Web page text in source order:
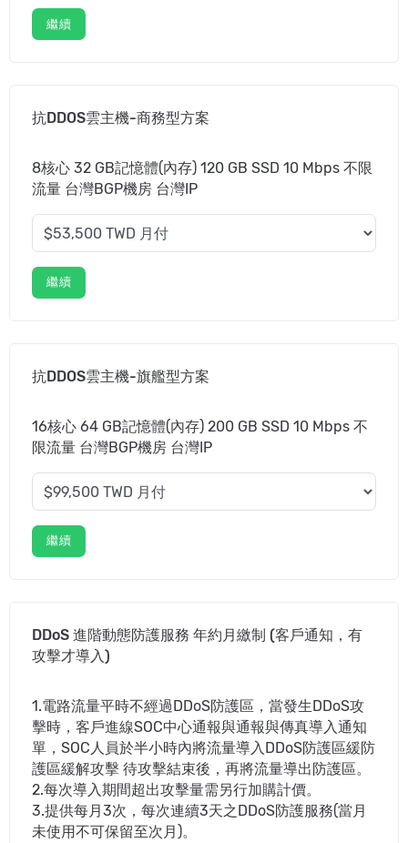
繼續
抗DDOS雲主機-商務型方案
8核心 32 GB記憶體(內存) 120 GB SSD 10 Mbps 不限
流量 台灣BGP機房 台灣IP
繼續
抗DDOS雲主機-旗艦型方案
16核心 64 GB記憶體(內存) 200 GB SSD 10 Mbps 不
限流量 台灣BGP機房 台灣IP
繼續
DDoS 進階動態防護服務 年約月繳制 (客戶通知，有
攻擊才導入)
1.電路流量平時不經過DDoS防護區，當發生DDoS攻
擊時，客戶進線SOC中心通報與通報與傳真導入通知
單，SOC人員於半小時內將流量導入DDoS防護區緩防
護區緩解攻擊 待攻擊結束後，再將流量導出防護區。
2.每次導入期間超出攻擊量需另行加購計價。
3.提供每月3次，每次連續3天之DDoS防護服務(當月
未使用不可保留至次月)。